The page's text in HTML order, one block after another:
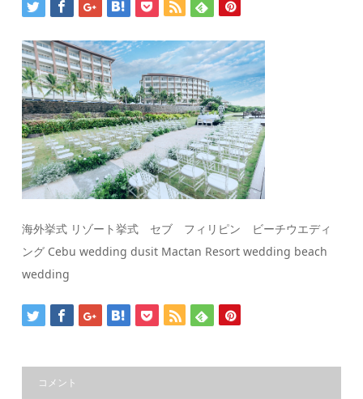
海外挙式 リゾート挙式 セブ フィリピン ビーチウエディ
ング Cebu wedding dusit Mactan Resort wedding beach
wedding
コメント